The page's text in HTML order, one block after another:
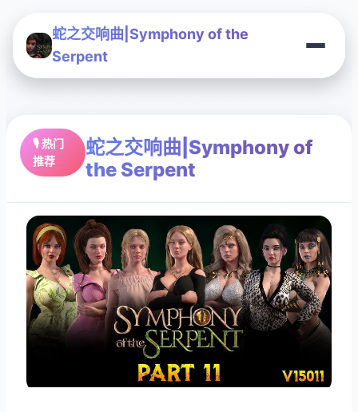
蛇之交响曲|Symphony of the
Serpent
🎙️ 热门
推荐
蛇之交响曲|Symphony of
the Serpent